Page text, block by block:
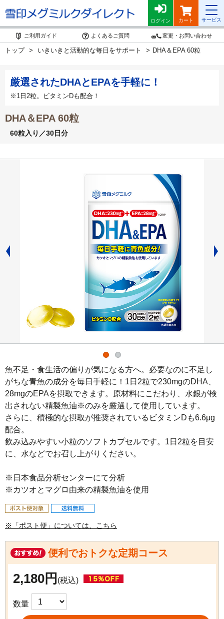
ログイン カート サービス
ご利用ガイド よくあるご質問 変更・お問い合わせ
トップ いきいきと活動的な毎日をサポート DHA＆EPA 60粒
厳選されたDHAとEPAを手軽に！
※1日2粒。ビタミンDも配合！
DHA＆EPA 60粒
60粒入り／30日分
魚不足・食生活の偏りが気になる方へ。必要なのに不足し
がちな青魚の成分を毎日手軽に！1日2粒で230mgのDHA、
28mgのEPAを摂取できます。原材料にこだわり、水銀が検
出されない精製魚油※のみを厳選して使用しています。
さらに、積極的な摂取が推奨されているビタミンDも6.6μg
配合。
飲み込みやすい小粒のソフトカプセルです。1日2粒を目安
に、水などでお召し上がりください。
※日本食品分析センターにて分析
※カツオとマグロ由来の精製魚油を使用
※「ポスト便」については、こちら
便利でおトクな定期コース
2,180円 (税込)
数量